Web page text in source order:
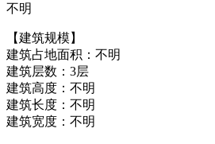
不明
【建筑规模】
建筑占地面积：不明
建筑层数：3层
建筑高度：不明
建筑长度：不明
建筑宽度：不明